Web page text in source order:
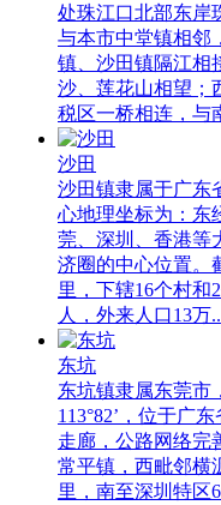
处珠江口北部东岸
与本市中堂镇相邻
镇、沙田镇隔江相
沙、莲花山相望；
税区一桥相连，与
沙田
沙田镇隶属于广东
心地理坐标为：东
莞、深圳、香港等
济圈的中心位置。
里，下辖16个村和
人，外来人口13万..
东坑
东坑镇隶属东莞市
113°82’，位于广
走廊，公路网络完
常平镇，西毗邻横
里，南至深圳特区